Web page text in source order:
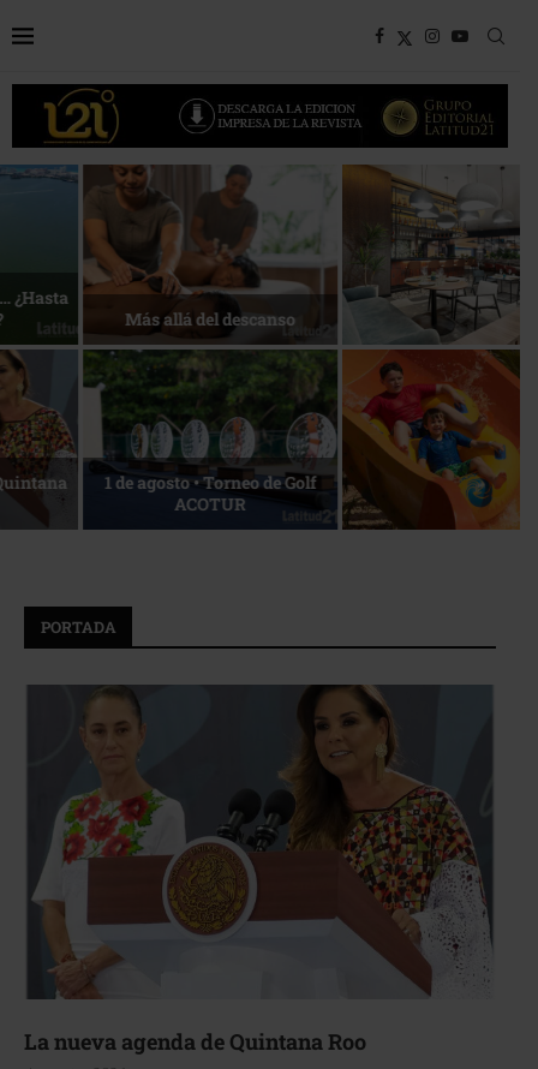
Bottega, un viaje servido a la
mesa
Energía que Impulsa la
competitividad
Reconocimiento de viajeros La esencia del servicio
PORTADA
La nueva agenda de Quintana Roo